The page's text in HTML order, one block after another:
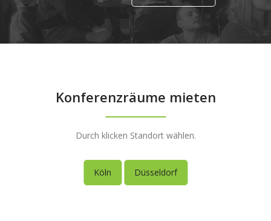
Konferenzräume mieten
Durch klicken Standort wählen.
Köln Düsseldorf